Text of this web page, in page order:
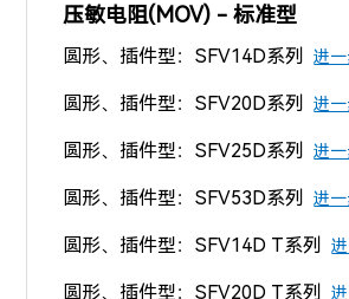
压敏电阻(MOV) - 标准型
圆形、插件型：SFV14D系列进
圆形、插件型：SFV20D系列进
圆形、插件型：SFV25D系列进
圆形、插件型：SFV53D系列进
圆形、插件型：SFV14D T系列
圆形、插件型：SFV20D T系列